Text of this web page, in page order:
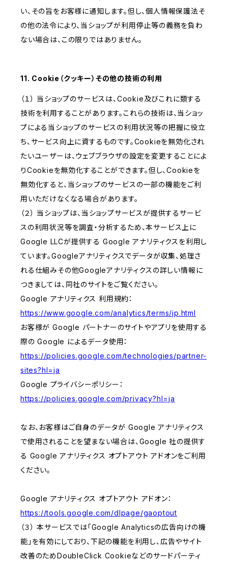
い、その旨をお客様に通知します。但し、個人情報保護法そ
の他の法令により、当ショップが利用停止等の義務を負わ
ない場合は、この限りではありません。
11. Cookie（クッキー）その他の技術の利用
（１） 当ショップのサービスは、Cookie及びこれに類する
技術を利用することがあります。これらの技術は、当ショッ
プによる当ショップのサービスの利用状況等の把握に役立
ち、サービス向上に資するものです。Cookieを無効化され
たいユーザーは、ウェブブラウザの設定を変更することによ
りCookieを無効化することができます。但し、Cookieを
無効化すると、当ショップのサービスの一部の機能をご利
用いただけなくなる場合があります。
（２） 当ショップは、当ショップサービスが提供するサービ
スの利用状況等を調査・分析するため、本サービス上に
Google LLCが提供する Google アナリティクスを利用し
ています。Googleアナリティクスでデータが収集、処理さ
れる仕組みその他Googleアナリティクスの詳しい情報に
つきましては、同社のサイトをご覧ください。
Google アナリティクス 利用規約：
https://www.google.com/analytics/terms/jp.html
お客様が Google パートナーのサイトやアプリを使用する
際の Google によるデータ使用：
https://policies.google.com/technologies/partner-
sites?hl=ja
Google プライバシーポリシー：
https://policies.google.com/privacy?hl=ja
なお、お客様はご自身のデータが Google アナリティクス
で使用されることを望まない場合は、Google 社の提供す
る Google アナリティクス オプトアウト アドオンをご利用
ください。
Google アナリティクス オプトアウト アドオン：
https://tools.google.com/dlpage/gaoptout
（３） 本サービスでは「Google Analyticsの広告向けの機
能」を有効にしており、下記の機能を利用し、広告やサイト
改善のためDoubleClick Cookieなどのサードパーティ